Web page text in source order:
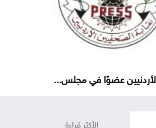
عضوًا في مجلس...
الأكثر قراءة